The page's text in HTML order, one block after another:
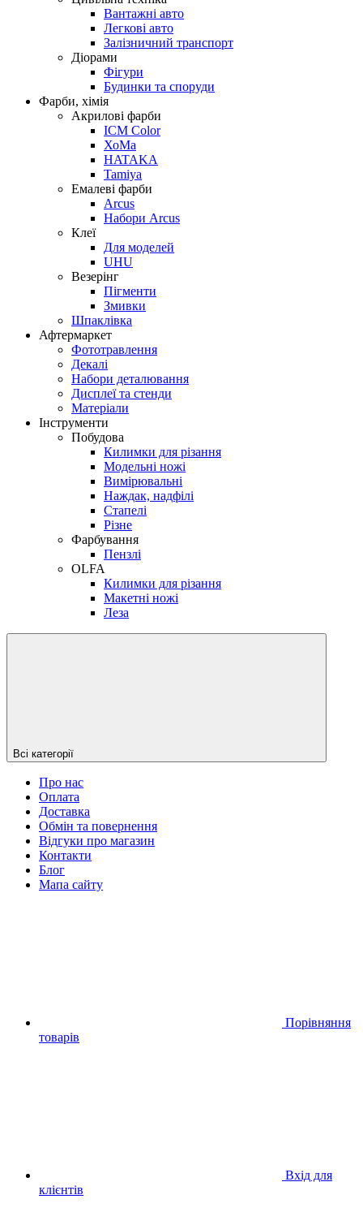
Вантажні авто
Легкові авто
Залізничний транспорт
Діорами
Фігури
Будинки та споруди
Фарби, хімія
Акрилові фарби
ICM Color
ХоМа
HATAKA
Tamiya
Емалеві фарби
Arcus
Набори Arcus
Клеї
Для моделей
UHU
Везерінг
Пігменти
Змивки
Шпаклівка
Афтермаркет
Фототравлення
Декалі
Набори деталювання
Дисплеї та стенди
Матеріали
Інструменти
Побудова
Килимки для різання
Модельні ножі
Вимірювальні
Наждак, надфілі
Стапелі
Різне
Фарбування
Пензлі
OLFA
Килимки для різання
Макетні ножі
Леза
Всі категорії
Про нас
Оплата
Доставка
Обмін та повернення
Відгуки про магазин
Контакти
Блог
Мапа сайту
Порівняння
товарів
Вхід для
клієнтів